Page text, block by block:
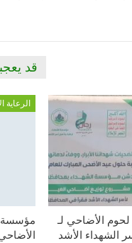
قد
الأضاحي لـ
أسر الشهداء الأشد
الرعاية
مؤسسة